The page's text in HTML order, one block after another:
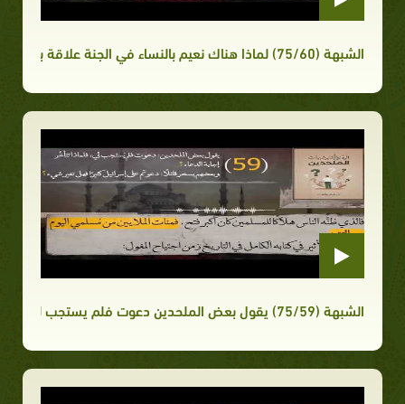
الشبهة (75/60) لماذا هناك نعيم بالنساء في الجنة علاقة بين الرجل والمرأة في الجنة؟
الشبهة (75/59) يقول بعض الملحدين دعوت فلم يستجب لي فلماذا تتأخر إجابة الدعاء؟